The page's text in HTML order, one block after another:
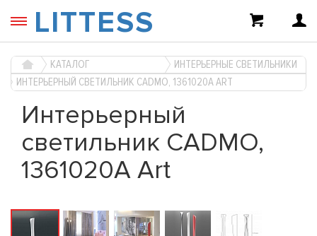
LITTESS
КАТАЛОГ
ИНТЕРЬЕРНЫЕ СВЕТИЛЬНИКИ
ИНТЕРЬЕРНЫЙ СВЕТИЛЬНИК CADMO, 1361020A ART
Интерьерный
светильник CADMO,
1361020A Art